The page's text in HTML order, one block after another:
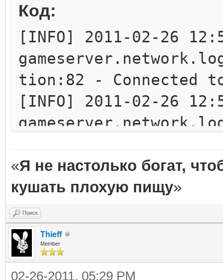
at
at
Adaptor.java:59)
at
Adaptor.java:52)
at
.java:69)
Код:
[INFO] 2011-02-26
tion:82 - Connected
[INFO] 2011-02-26
[ERROR] 2011-02-26
starting server !
<------>at
<------>at
«Я не настолько богат,
кушать плохую пищу»
Поиск
Thieff
Member
02-26-2011, 05:29 PM